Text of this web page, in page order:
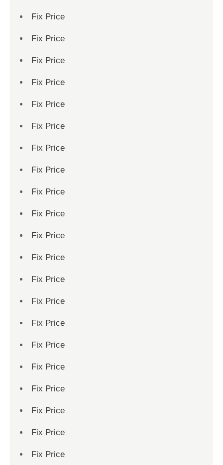
Fix Price
Fix Price
Fix Price
Fix Price
Fix Price
Fix Price
Fix Price
Fix Price
Fix Price
Fix Price
Fix Price
Fix Price
Fix Price
Fix Price
Fix Price
Fix Price
Fix Price
Fix Price
Fix Price
Fix Price
Fix Price